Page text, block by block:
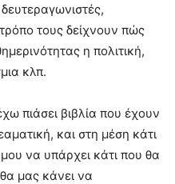
τους δείχνουν πώς
η πολιτική,
κλπ.
πιάσει βιβλία που έχουν
και στη μέση κάτι
να υπάρχει κάτι που θα
μας κάνει να